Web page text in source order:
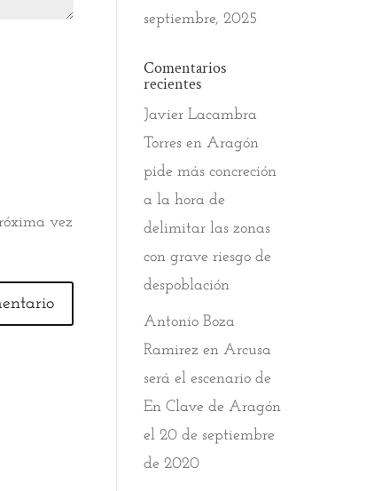
vez
septiembre, 2025
Comentarios
recientes
Javier Lacambra
Torres enAragón
pide más concreción
a la hora de
delimitar las zonas
con grave riesgo de
despoblación
Antonio Boza
Ramirez enArcusa
será el escenario de
En Clave de Aragón
el 20 de septiembre
de 2020